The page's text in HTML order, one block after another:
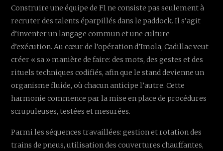
Construire une équipe de F1 ne consiste pas seulement à
recruter des talents éparpillés dans le paddock. Il s’agit
d’inventer un langage commun et une culture
d’exécution. Au cœur de l’opération d’Imola, Cadillac veut
créer « sa » manière de faire: des mots, des gestes et des
rituels techniques codifiés, afin que le stand devienne un
organisme fluide, où chacun anticipe l’autre. Cette
harmonie commence par la mise en place de procédures
scrupuleuses, testées et mesurées.
Parmi les séquences travaillées: gestion et rotation des
trains de pneus, utilisation des couvertures chauffantes,